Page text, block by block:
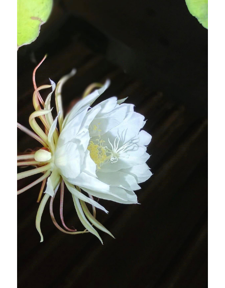
．雨季，兩個旅人
．閱讀與人生（上）——談閱讀對自我生
命的啟發
．閱讀與人生（下）——談閱讀對自我生
命的啟發
．挑戰自我的魅力
．黃昏之悸
．焚不滅的心
．死生流注
．刺桐心木
拄杖在手
寒雪付衣/散文・詩歌・偈贊
薔薇與棘原/現代小說・寓言小說・佛化小說
影之聲/電影內外觀
道在一切/影音
光光交會/導介・轉載
【勝鬘經】
感思與洄瀾
千眼書屋/書籍．作品
搜索
聯絡我們